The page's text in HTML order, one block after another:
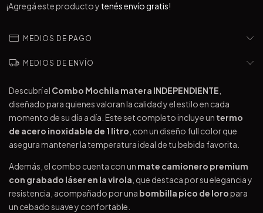
¡Agregá este producto y tenés envío gratis!
MEDIOS DE PAGO
MEDIOS DE ENVÍO
Descubrí el Combo Mochila matera INDEPENDIENTE
diseñado para quienes valoran la calidad y el estilo en cada
momento de su día a día. Este set completo incluye un termo
de acero inoxidable de 1 litro , con un diseño full color que
asegura mantener la temperatura ideal de tu bebida favorita.
Además, el combo cuenta con un mate camionero premium
con grabado láser en la virola , que destaca por su elegancia y
resistencia, acompañado por una bombilla pico de loropara
un cebado suave y confortable.